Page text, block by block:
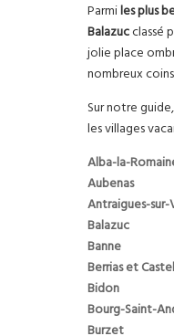
Parmiles plus
Balazucclassé
jolie place
nombreux
Sur notre
les villages
Alba-la-
Aubenas
Antraigues-
Balazuc
Banne
Berrias et
Bidon
Bourg-Saint-
Burzet